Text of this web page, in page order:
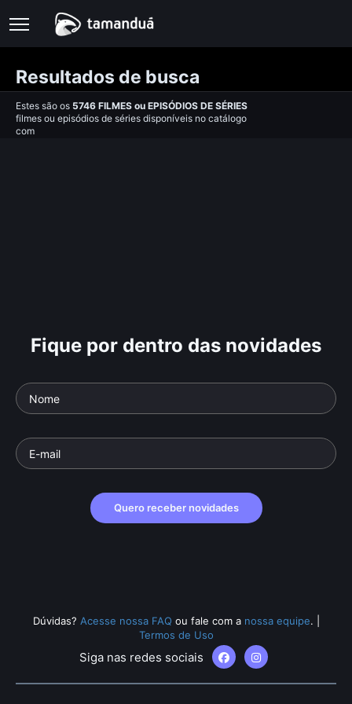
Resultados de busca
Estes são os 5746 FILMES ou EPISÓDIOS DE SÉRIES
filmes ou episódios de séries disponíveis no catálogo
com
Fique por dentro das novidades
Quero receber novidades
Dúvidas? Acesse nossa FAQ ou fale com a nossa equipe.
Termos de Uso
Siga nas redes sociais